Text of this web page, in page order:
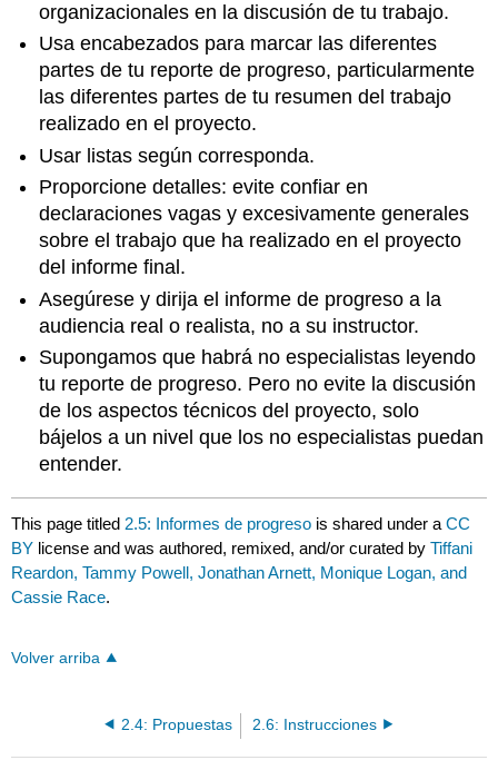
organizacionales en la discusión de tu trabajo.
Usa encabezados para marcar las diferentes
partes de tu reporte de progreso, particularmente
las diferentes partes de tu resumen del trabajo
realizado en el proyecto.
Usar listas según corresponda.
Proporcione detalles: evite confiar en
declaraciones vagas y excesivamente generales
sobre el trabajo que ha realizado en el proyecto
del informe final.
Asegúrese y dirija el informe de progreso a la
audiencia real o realista, no a su instructor.
Supongamos que habrá no especialistas leyendo
tu reporte de progreso. Pero no evite la discusión
de los aspectos técnicos del proyecto, solo
bájelos a un nivel que los no especialistas puedan
entender.
This page titled2.5: Informes de progreso is shared under aCC
BY license and was authored, remixed, and/or curated byTiffani
Reardon, Tammy Powell, Jonathan Arnett, Monique Logan, and
Cassie Race.
Volver arriba
2.4: Propuestas 2.6: Instrucciones